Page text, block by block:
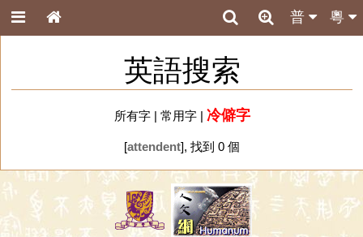
粵
普
英語搜索
所有字| 常用字| 冷僻字
[attendent], 找到 0 個